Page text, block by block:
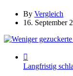
By Vergleich
16. September
Langfristig